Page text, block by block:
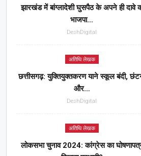
झारखंड में बांग्लादेशी घुसपैठ के अपने ही दावे
भाजपा…
DeshDigital
अतिथि लेखक
छत्तीसगढ़: युक्तियुक्तकरण याने स्कूल बंदी,
और…
DeshDigital
अतिथि लेखक
लोकसभा चुनाव 2024: कांग्रेस का